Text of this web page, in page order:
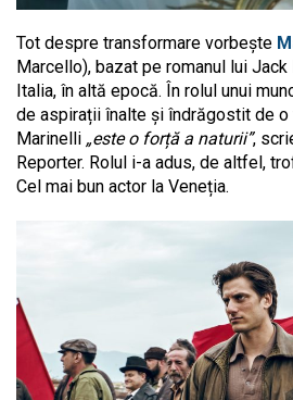
Tot despre transformare vorbește
Marcello), bazat pe romanul lui
Italia, în altă epocă. În rolul unui
de aspirații înalte și îndrăgostit de o
Marinelli „este o forță a naturii”,
Reporter. Rolul i-a adus, de altfel,
Cel mai bun actor la Veneția.